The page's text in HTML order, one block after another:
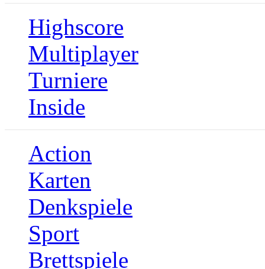
Highscore
Multiplayer
Turniere
Inside
Action
Karten
Denkspiele
Sport
Brettspiele